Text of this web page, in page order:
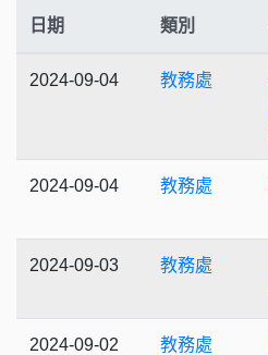
日期 類別
2024-09-04 教務處
2024-09-04 教務處
2024-09-03 教務處
2024-09-02 教務處